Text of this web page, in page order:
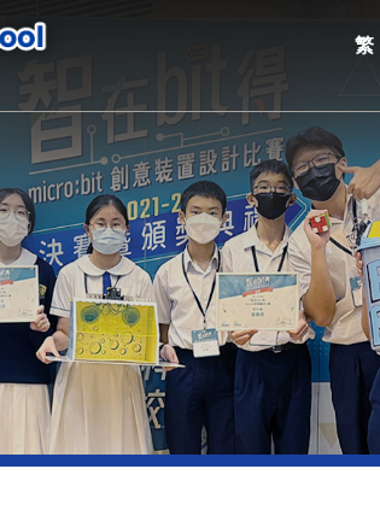
繁